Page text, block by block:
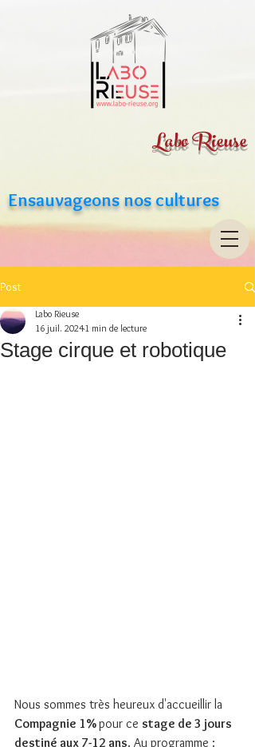
Labo Rieuse
Ensauvageons nos cultures
Post
Stage cirque et robotique
Labo Rieuse
16 juil. 20241 min de lecture
Nous sommes très heureux d'accueillir la
Compagnie 1% pour ce stage de 3 jours
destiné aux 7-12 ans. Au programme :